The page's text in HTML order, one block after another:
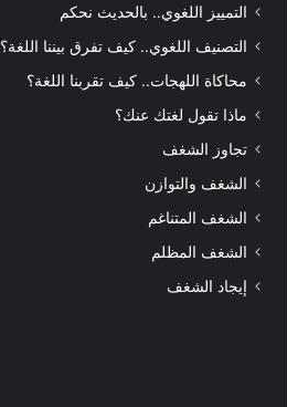
التمييز اللغوي.. بالحديث نحكم
التصنيف اللغوي.. كيف تفرق بيننا اللغة؟
محاكاة اللهجات.. كيف تقربنا اللغة؟
ماذا تقول لغتك عنك؟
تجاوز الشغف
الشغف والتوازن
الشغف المتناغم
الشغف المظلم
إيجاد الشغف